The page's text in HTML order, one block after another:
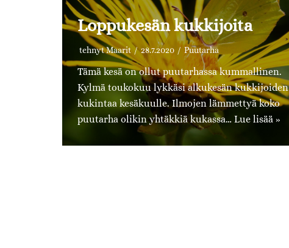
Loppukesän kukkijoita
tehnytMaarit 28.7.2020 Puutarha
Tämä kesä on ollut puutarhassa kummallinen.
Kylmä toukokuu lykkäsi alkukesän kukkijoiden
kukintaa kesäkuulle. Ilmojen lämmettyä koko
puutarha olikin yhtäkkiä kukassa… Lue lisää »